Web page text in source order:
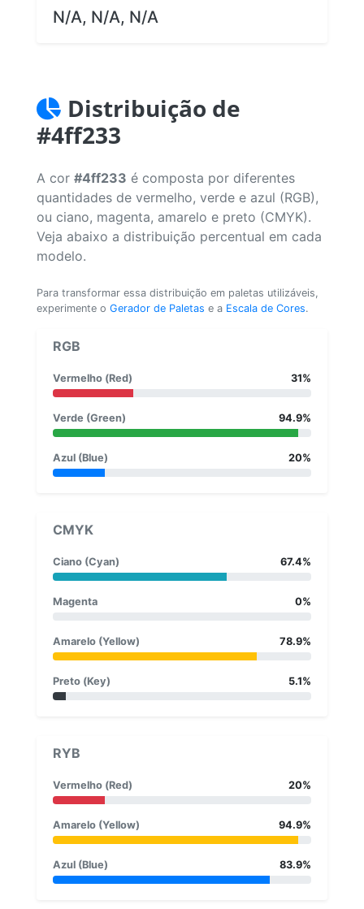
N/A, N/A, N/A
Distribuição de
#4ff233
A cor #4ff233 é composta por diferentes
quantidades de vermelho, verde e azul (RGB),
ou ciano, magenta, amarelo e preto (CMYK).
Veja abaixo a distribuição percentual em cada
modelo.
Para transformar essa distribuição em paletas utilizáveis,
experimente o Gerador de Paletas e a Escala de Cores.
RGB
Vermelho (Red) 31%
Verde (Green) 94.9%
Azul (Blue) 20%
CMYK
Ciano (Cyan) 67.4%
Magenta 0%
Amarelo (Yellow) 78.9%
Preto (Key) 5.1%
RYB
Vermelho (Red) 20%
Amarelo (Yellow) 94.9%
Azul (Blue) 83.9%